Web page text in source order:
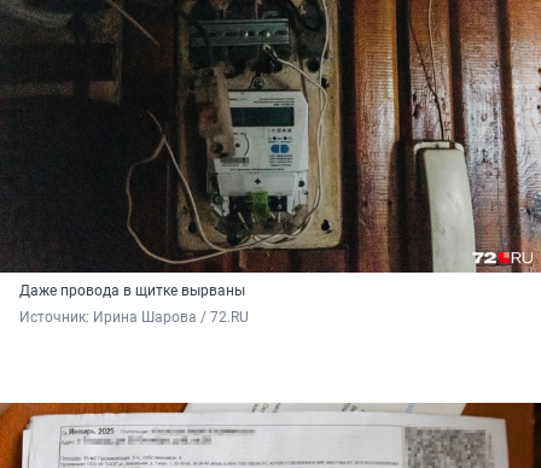
Даже провода в щитке вырваны
Источник: Ирина Шарова / 72.RU